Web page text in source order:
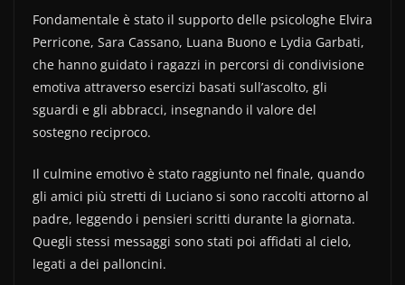
Fondamentale è stato il supporto delle psicologhe Elvira
Perricone, Sara Cassano, Luana Buono e Lydia Garbati,
che hanno guidato i ragazzi in percorsi di condivisione
emotiva attraverso esercizi basati sull’ascolto, gli
sguardi e gli abbracci, insegnando il valore del
sostegno reciproco.
Il culmine emotivo è stato raggiunto nel finale, quando
gli amici più stretti di Luciano si sono raccolti attorno al
padre, leggendo i pensieri scritti durante la giornata.
Quegli stessi messaggi sono stati poi affidati al cielo,
legati a dei palloncini.